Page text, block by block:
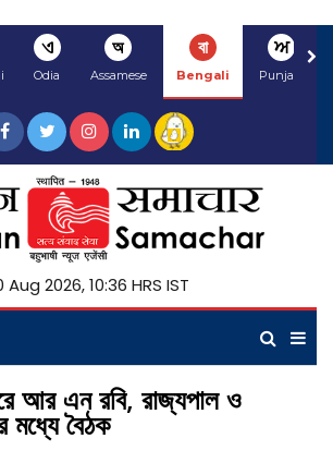
ଏ
Odia
অ
Assamese
বা
Bengali
ਅ
Punjabi
Aug 2026, 10:36 HRS IST
আর এন রবি, রাজ্যপাল ও
মধ্যে বৈঠক